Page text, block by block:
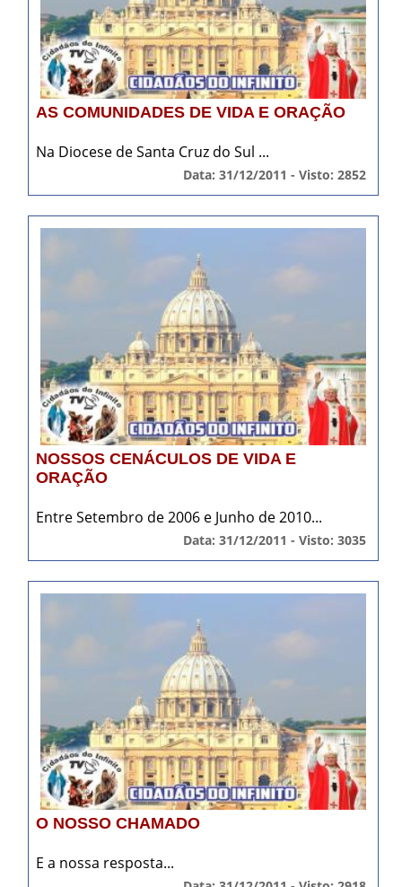
AS COMUNIDADES DE VIDA E ORAÇÃO
Na Diocese de Santa Cruz do Sul ...
Data: 31/12/2011 - Visto: 2852
NOSSOS CENÁCULOS DE VIDA E
ORAÇÃO
Entre Setembro de 2006 e Junho de 2010...
Data: 31/12/2011 - Visto: 3035
O NOSSO CHAMADO
E a nossa resposta...